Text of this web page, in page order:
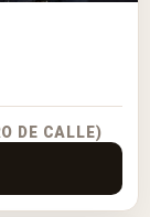
DE CALLE)